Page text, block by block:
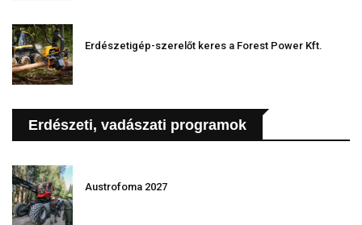
Erdészetigép-szerelőt keres a Forest Power Kft.
Erdészeti, vadászati programok
Austrofoma 2027